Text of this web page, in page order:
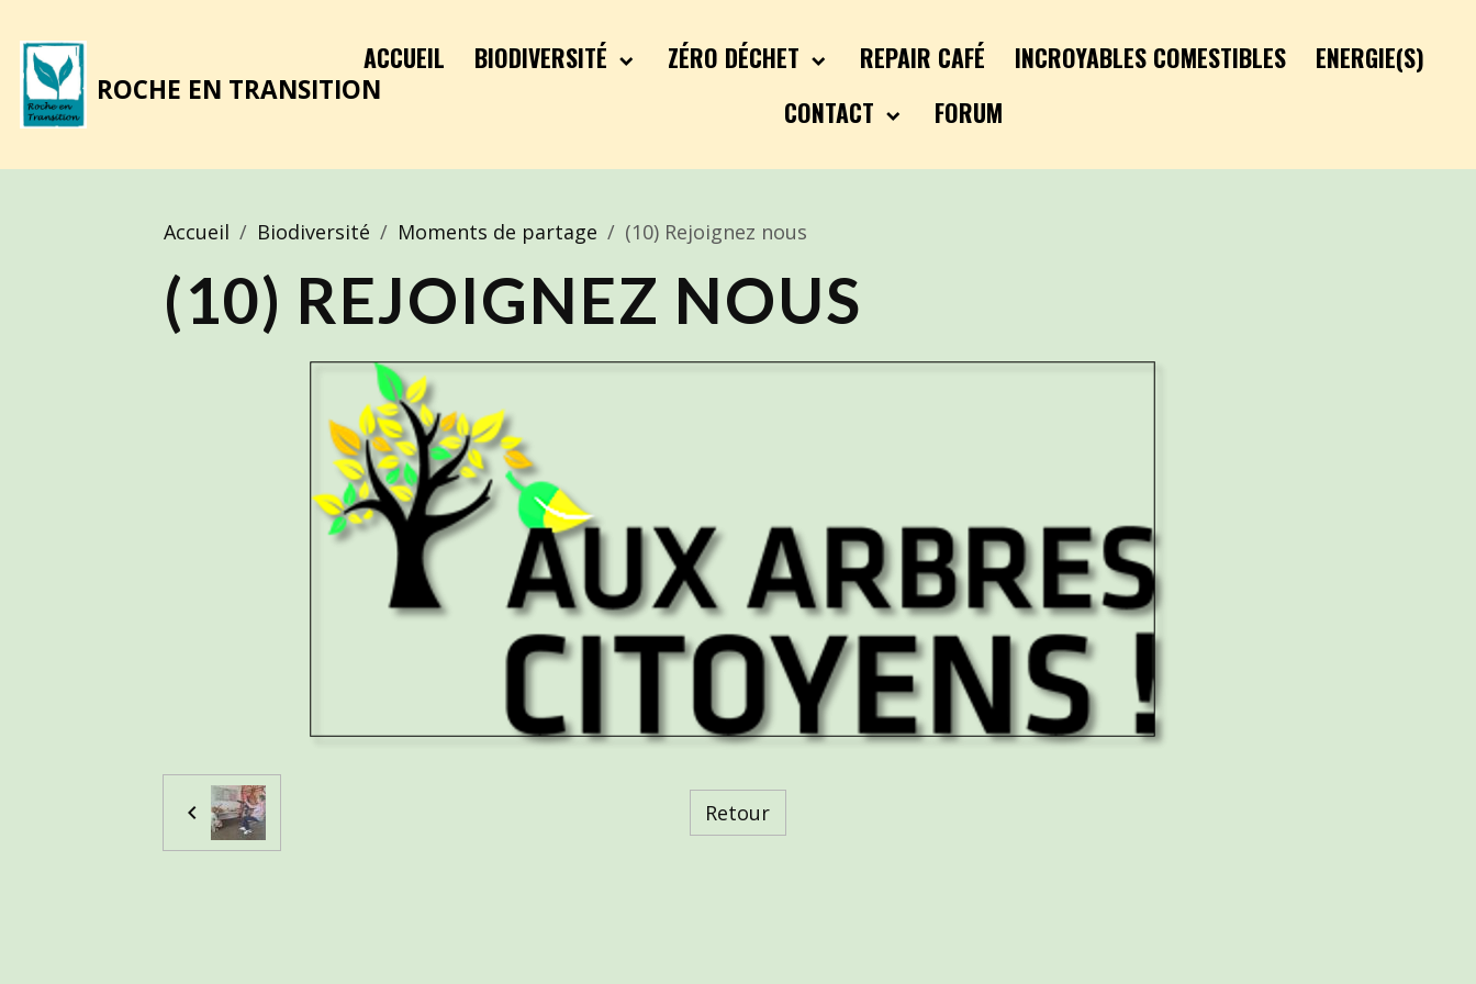
ROCHE EN TRANSITION
ACCUEIL BIODIVERSITÉ ZÉRO DÉCHET REPAIR CAFÉ INCROYABLES COMESTIBLES
ENERGIE(S)
CONTACT
FORUM
Accueil Biodiversité Moments de partage (10) Rejoignez nous
(10) REJOIGNEZ NOUS
Retour